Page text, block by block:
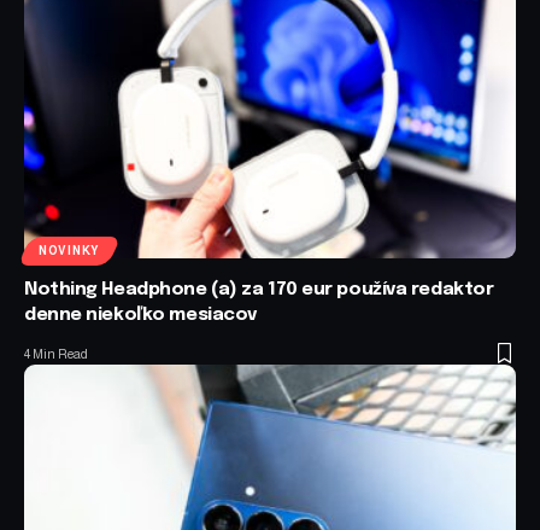
NOVINKY
Nothing Headphone (a) za 170 eur používa redaktor
denne niekoľko mesiacov
4 Min Read